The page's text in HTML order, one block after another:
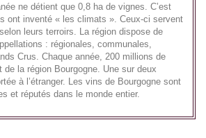
ne détient que 0,8 ha de vignes. C’est
ont inventé « les climats ». Ceux-ci servent
leurs terroirs. La région dispose de
: régionales, communales,
Crus. Chaque année, 200 millions de
de la région Bourgogne. Une sur deux
à l’étranger. Les vins de Bourgogne sont
et réputés dans le monde entier.